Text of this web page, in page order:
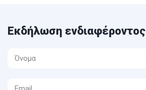
Εκδήλωση ενδιαφέροντος